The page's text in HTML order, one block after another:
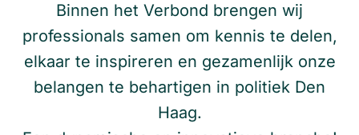
Binnen het Verbond brengen wij
professionals samen om kennis te delen,
elkaar te inspireren en gezamenlijk onze
belangen te behartigen in politiek Den
Haag.